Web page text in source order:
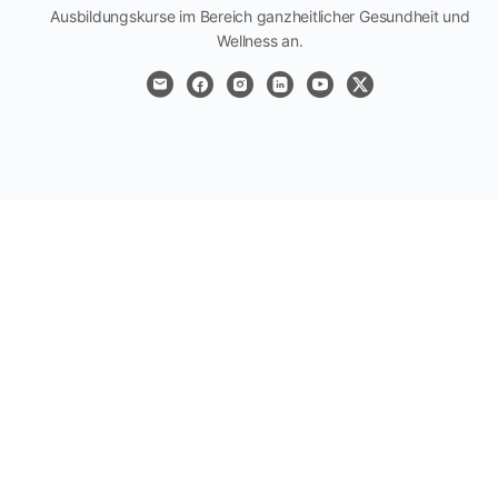
Ausbildungskurse im Bereich ganzheitlicher Gesundheit und
Wellness an.